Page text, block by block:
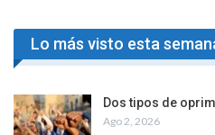
Lo más visto esta
Dos tipos de
Ago 2, 2026